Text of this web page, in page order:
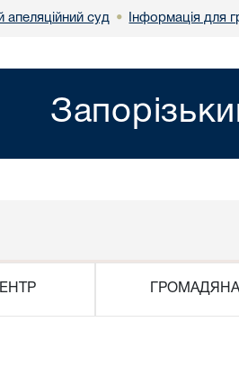
апеляційний суд • Інформація для